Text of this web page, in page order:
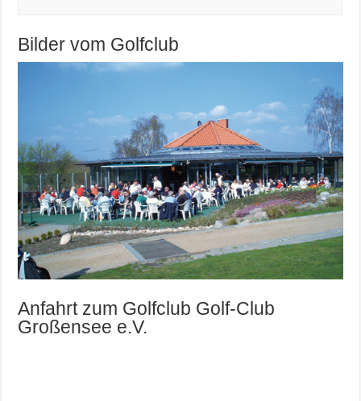
Bilder vom Golfclub
Anfahrt zum Golfclub Golf-Club
Großensee e.V.